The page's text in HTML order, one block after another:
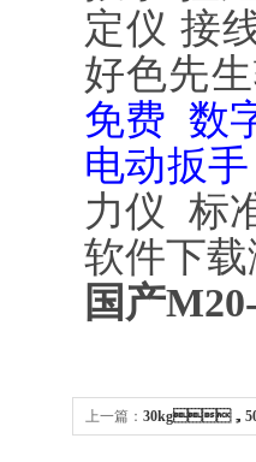
定仪 接
好色先
免费 数
电动扳
力仪 标
软件下
国产
上一篇： 30kg，